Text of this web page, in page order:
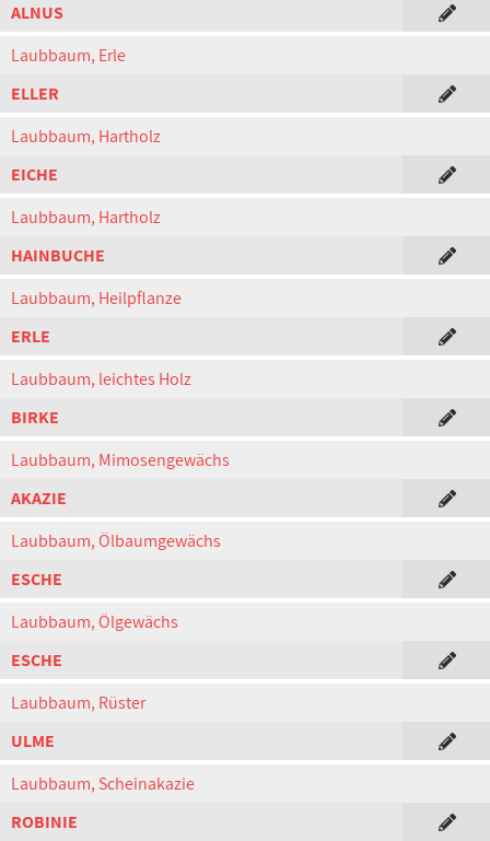
ALNUS
Laubbaum, Erle
ELLER
Laubbaum, Hartholz
EICHE
Laubbaum, Hartholz
HAINBUCHE
Laubbaum, Heilpflanze
ERLE
Laubbaum, leichtes Holz
BIRKE
Laubbaum, Mimosengewächs
AKAZIE
Laubbaum, Ölbaumgewächs
ESCHE
Laubbaum, Ölgewächs
ESCHE
Laubbaum, Rüster
ULME
Laubbaum, Scheinakazie
ROBINIE